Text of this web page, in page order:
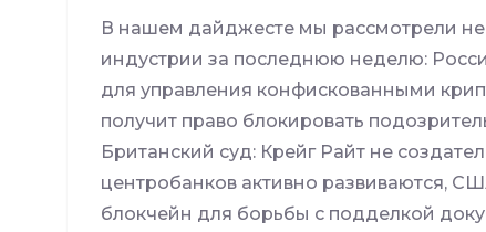
В нашем дайджесте мы рассмотрели
индустрии за последнюю неделю:
для управления конфискованными
получит право блокировать
Британский суд: Крейг Райт не
центробанков активно развиваются,
блокчейн для борьбы с подделкой